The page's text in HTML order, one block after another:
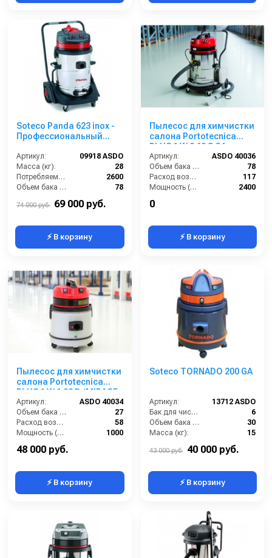
Soteco Panda 623 inox -
Профессиональный
Артикул:
09918 ASDO
Масса (кг):
28
Потребляемая мощность (Вт):
2600
Объем бака (л):
78
74 000 руб. 69 000 руб.
⚡ В корзину
Пылесос для химчистки
салона Portotecnica
PLUS 1 W 2 60 S GA
(MIRAGE EXTRA MAX)
Артикул:
ASDO 40036
Объем бака (л):
78
Расход воздуха (л/сек):
117
Мощность (Вт):
2400
0
⚡ В корзину
Пылесос для химчистки
салона Portotecnica
PLUS 1 W 1 22 P (MIRAGE
SUPER)
Артикул:
ASDO 40034
Объем бака (л):
27
Расход воздуха (л/сек):
58
Мощность (Вт):
1000
Напряжение (В):
48 000 руб.
⚡ В корзину
Soteco TORNADO 200 GA
Артикул:
13712 ASDO
Бак для чистой воды (л):
6
Объем бака (л):
30
Масса (кг):
15
43 000 руб. 40 000 руб.
⚡ В корзину